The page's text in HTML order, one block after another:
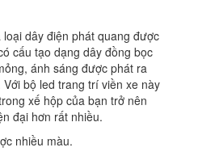
dây điện phát quang được
cấu tạo dạng dây đồng bọc
ánh sáng được phát ra
bộ led trang trí viền xe này
xế hộp của bạn trở nên
đại hơn rất nhiều.
nhiều màu.